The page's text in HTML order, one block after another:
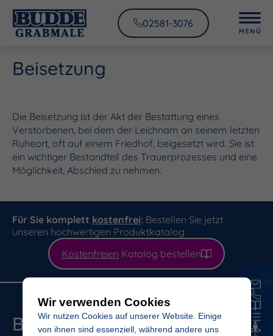
02581-3076
Beisetzung
Die Beisetzung ist der Akt der Bestattung eines
Verstorbenen, bei dem der Leichnam an seinem letzten
Ruheort, oft auf einem Friedhof, beigesetzt wird. Sie ist
ein wichtiger Bestandteil des Trauerprozesses und eine
Möglichkeit, Abschied zu nehmen.
Für Sie komplett kostenfrei: Bestellen Sie jetzt
unseren hochwertigen Produktkatalog
Kostenfreien Katalog bestellen
Budde Grabmale
Wir verwenden Cookies
Wir nutzen Cookies auf unserer Website. Einige
von ihnen sind essenziell, während andere uns